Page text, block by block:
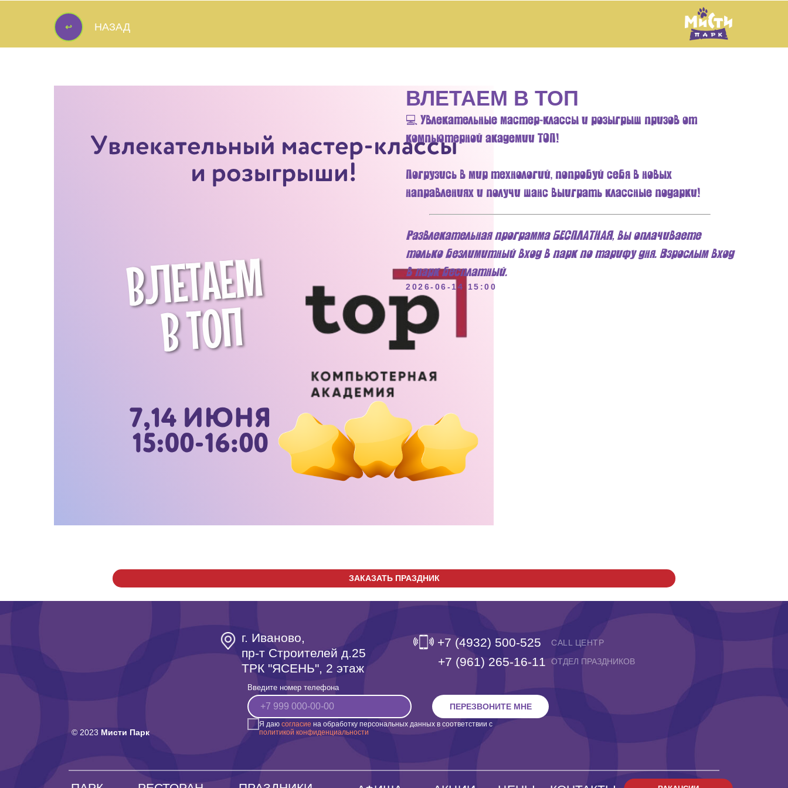
↩ НАЗАД
↩
ВЛЕТАЕМ В ТОП
💻 Увлекательные мастер-классы и розыгрыш призов от
компьютерной академии ТОП!
Погрузись в мир технологий, попробуй себя в новых
направлениях и получи шанс выиграть классные подарки!
Развлекательная программа БЕСПЛАТНАЯ, вы оплачиваете
только безлимитный вход в парк по тарифу дня. Взрослым вход
в парк бесплатный.
2026-06-14 15:00
ЗАКАЗАТЬ ПРАЗДНИК
Введите номер телефона
Я даю согласие на обработку персональных данных в соответствии с
политикой конфиденциальности
ПЕРЕЗВОНИТЕ МНЕ
г. Иваново,
пр-т Строителей д.25
ТРК "ЯСЕНЬ", 2 этаж
+7 (4932) 500-525
‎+7 (961) 265-16-11
ОТДЕЛ ПРАЗДНИКОВ
CALL ЦЕНТР
© 2023 Мисти Парк